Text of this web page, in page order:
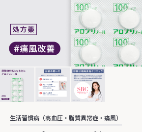
生活習慣病（高血圧・脂質異常症・痛風）